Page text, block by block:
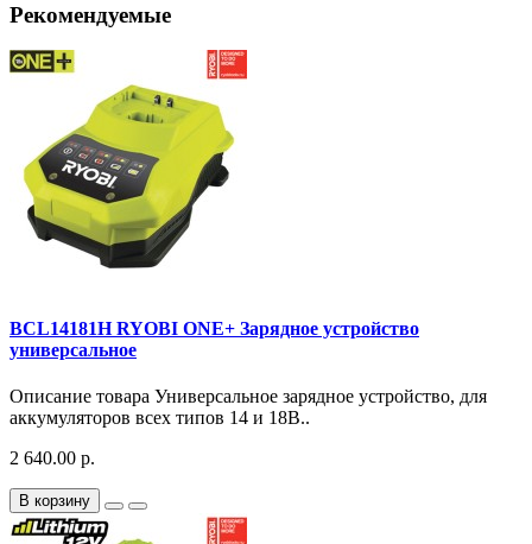
Рекомендуемые
BCL14181H RYOBI ONE+ Зарядное устройство
универсальное
Описание товара Универсальное зарядное устройство, для
аккумуляторов всех типов 14 и 18В..
2 640.00 р.
В корзину